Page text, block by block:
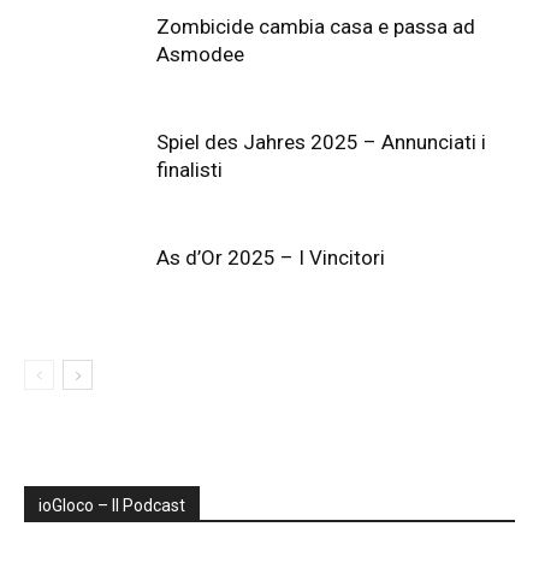
Zombicide cambia casa e passa ad
Asmodee
Spiel des Jahres 2025 – Annunciati i
finalisti
As d’Or 2025 – I Vincitori
ioGIoco – Il Podcast